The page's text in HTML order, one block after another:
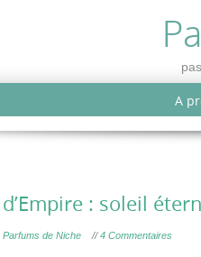
A
: soleil
Parfums de Niche //4 Commentaires